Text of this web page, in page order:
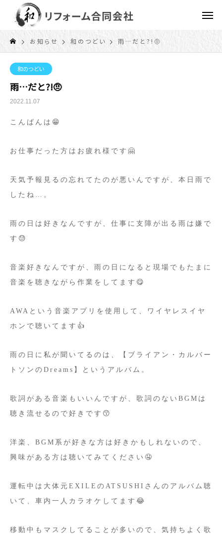
お知らせ 和のつどい 雨…だと?!🤨
和のつどい
雨…だと?!🤨
2022.11.07
こんばんは😁
お仕事だった方はお疲れ様です🤗
天気予報見るの忘れてたのが悪いんですが、本日雨で
したね…。
雨の日は好きなんですが、仕事に支障が出る雨は嫌で
す😓
音楽好きなんですが、雨の日になると現場でもたまに
音楽を聴きながら作業をしてます😋
AWAという音楽アプリを使用して、ワイヤレスイヤ
ホンで聴いてます👍
雨の日に私が聞いてるのは、【ブライアン・カルバー
トソンのDreams】というアルバム。
歌詞がある音楽もいいんですが、歌詞のないBGMは
聴き流せるので好きです😙
洋楽、BGM系が好きな方は好きかもしれないので、
興味がある方は聴いてみてください🤤
運転中は大体元EXILEのATSUSHIさんのアルバム聴
いて、車内一人カラオケしてます😂
移動中もマスクしてることが多いので、気持ちよく歌